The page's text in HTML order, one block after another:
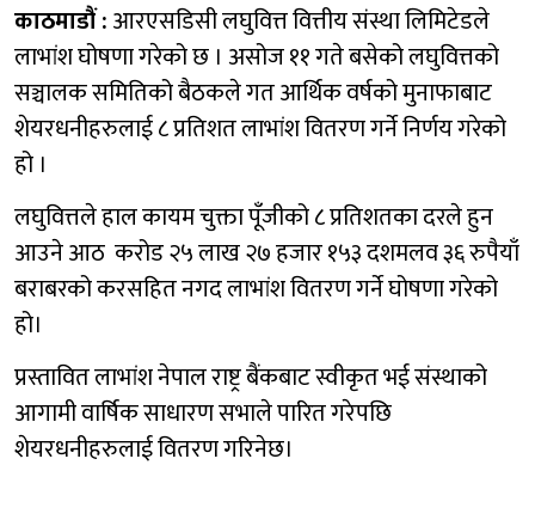
काठमाडौं :आरएसडिसी लघुवित्त वित्तीय संस्था लिमिटेडले
लाभांश घोषणा गरेको छ । असोज ११ गते बसेको लघुवित्तको
सञ्चालक समितिको बैठकले गत आर्थिक वर्षको मुनाफाबाट
शेयरधनीहरुलाई ८ प्रतिशत लाभांश वितरण गर्ने निर्णय गरेको
हो ।
लघुवित्तले हाल कायम चुक्ता पूँजीको ८ प्रतिशतका दरले हुन
आउने आठ करोड २५ लाख २७ हजार १५३ दशमलव ३६ रुपैयाँ
बराबरको करसहित नगद लाभांश वितरण गर्ने घोषणा गरेको
हो।
प्रस्तावित लाभांश नेपाल राष्ट्र बैंकबाट स्वीकृत भई संस्थाको
आगामी वार्षिक साधारण सभाले पारित गरेपछि
शेयरधनीहरुलाई वितरण गरिनेछ।